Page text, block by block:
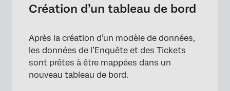
Création d’un tableau de bord
Après la création d’un modèle de données,
les données de l’Enquête et des Tickets
sont prêtes à être mappées dans un
nouveau tableau de bord.